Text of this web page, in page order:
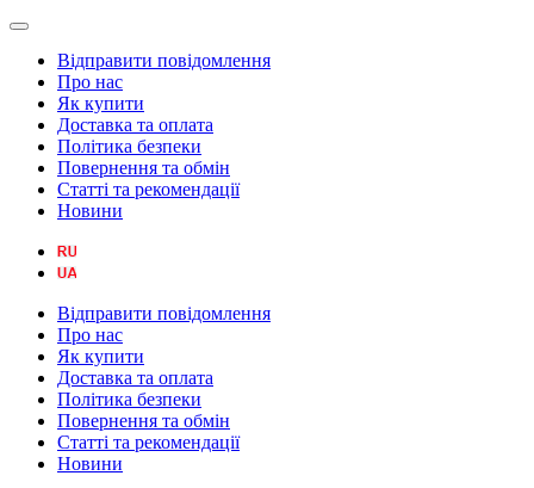
Відправити повідомлення
Про нас
Як купити
Доставка та оплата
Політика безпеки
Повернення та обмін
Статті та рекомендації
Новини
Відправити повідомлення
Про нас
Як купити
Доставка та оплата
Політика безпеки
Повернення та обмін
Статті та рекомендації
Новини